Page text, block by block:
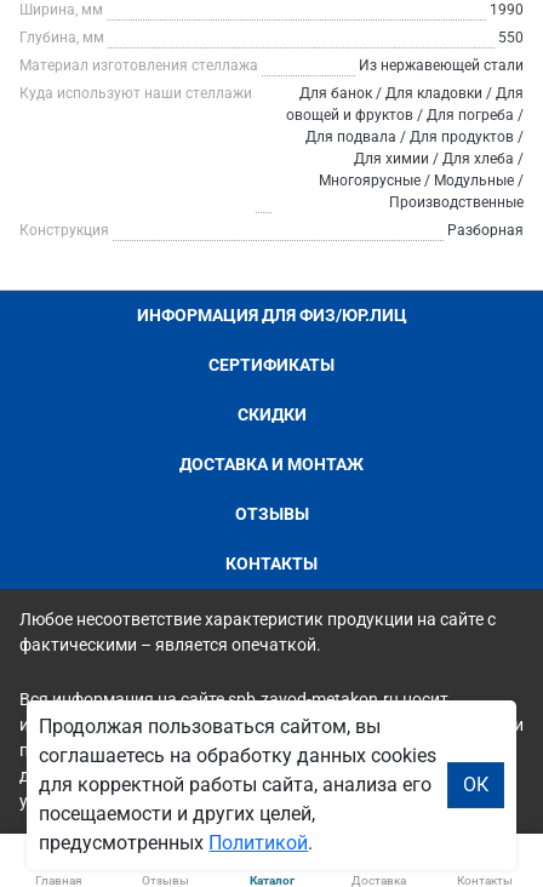
Ширина, мм
1990
Глубина, мм
550
Материал изготовления стеллажа
Из нержавеющей стали
Куда используют наши стеллажи
Для банок / Для кладовки / Для
овощей и фруктов / Для погреба /
Для подвала / Для продуктов /
Для химии / Для хлеба /
Многоярусные / Модульные /
Производственные
Конструкция
Разборная
ИНФОРМАЦИЯ ДЛЯ ФИЗ/ЮР.ЛИЦ
СЕРТИФИКАТЫ
СКИДКИ
ДОСТАВКА И МОНТАЖ
ОТЗЫВЫ
КОНТАКТЫ
Любое несоответствие характеристик продукции на сайте с
фактическими – является опечаткой.
Вся информация на сайте spb.zavod-metakon.ru носит
исключительно ознакомительный и справочный характер и ни
при каких условиях не является публичной офертой. Всю
дополнительную информацию можно узнать по телефонам
указанным на сайте.
Главная Отзывы Каталог Доставка Контакты
Продолжая пользоваться сайтом, вы
соглашаетесь на обработку данных cookies
для корректной работы сайта, анализа его
посещаемости и других целей,
предусмотренных Политикой.
ОК